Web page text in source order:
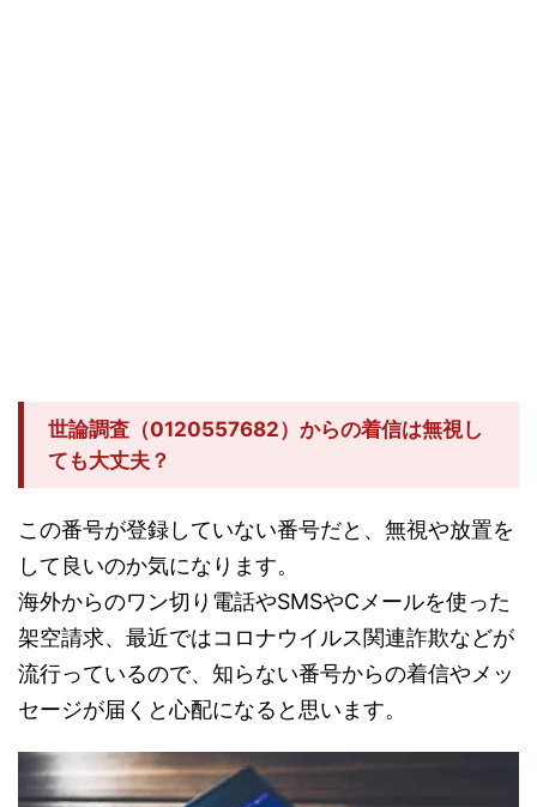
世論調査（0120557682）からの着信は無視し
ても大丈夫？
この番号が登録していない番号だと、無視や放置を
して良いのか気になります。
海外からのワン切り電話やSMSやCメールを使った
架空請求、最近ではコロナウイルス関連詐欺などが
流行っているので、知らない番号からの着信やメッ
セージが届くと心配になると思います。